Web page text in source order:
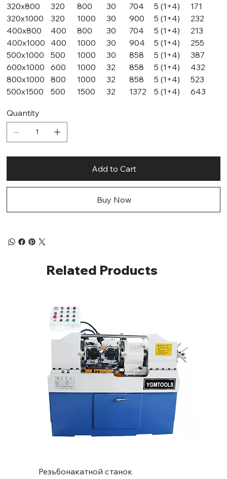
320х800
320 800 30 704 5 (1+4)
171
320х1000
320 1000 30 900 5 (1+4)
232
400х800
400 800 30 704 5 (1+4)
213
400х1000
400 1000 30 904 5 (1+4)
255
500х1000
500 1000 30 858 5 (1+4)
387
600х1000
600 1000 32 858 5 (1+4)
432
800х1000
800 1000 32 858 5 (1+4)
523
500х1500
500 1500 32 1372 5 (1+4) 643
Quantity
Add to Cart
Buy Now
Related Products
Резьбонакатной станок